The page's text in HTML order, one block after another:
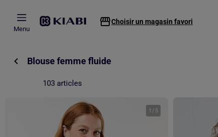
Menu
Choisir un magasin favori
Blouse femme fluide
103 articles
1 / 5